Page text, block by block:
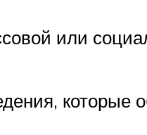
или
которые